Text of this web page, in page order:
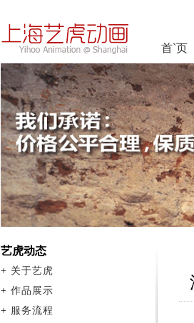
首`页
艺虎动态
+ 关于艺虎
+ 作品展示
+ 服务流程